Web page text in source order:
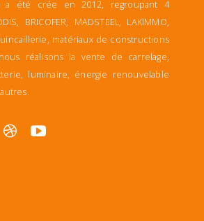
a été crée en 2012, regroupant 4
BRICOFER, MADSTEEL, LAKIMMO,
matériaux de constructions
réalisons la vente de carrelage,
luminaire, énergie renouvelable